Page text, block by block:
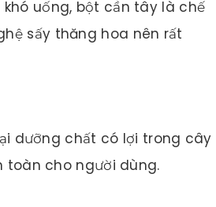
uống, bột cần tây là chế
sấy thăng hoa nên rất
dưỡng chất có lợi trong cây
toàn cho người dùng.